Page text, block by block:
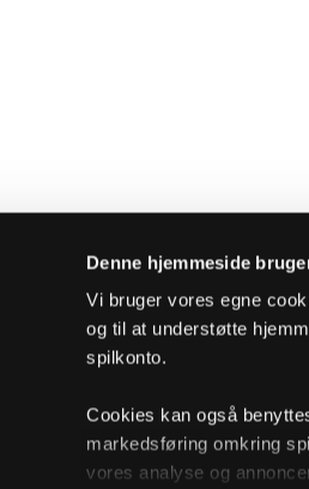
Denne hjemmeside
Vi bruger vores egne
og til at understøtte
spilkonto.
Cookies kan også
markedsføring omkring
vores analyse og